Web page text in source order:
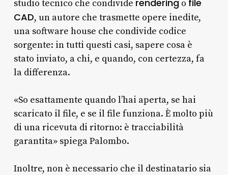
studio tecnico che condivide renderingo file
CAD, un autore che trasmette opere inedite,
una software house che condivide codice
sorgente: in tutti questi casi, sapere cosa è
stato inviato, a chi, e quando, con certezza, fa
la differenza.
«So esattamente quando l’hai aperta, se hai
scaricato il file, e se il file funziona. È molto più
di una ricevuta di ritorno: è tracciabilità
garantita» spiega Palombo.
Inoltre, non è necessario che il destinatario sia